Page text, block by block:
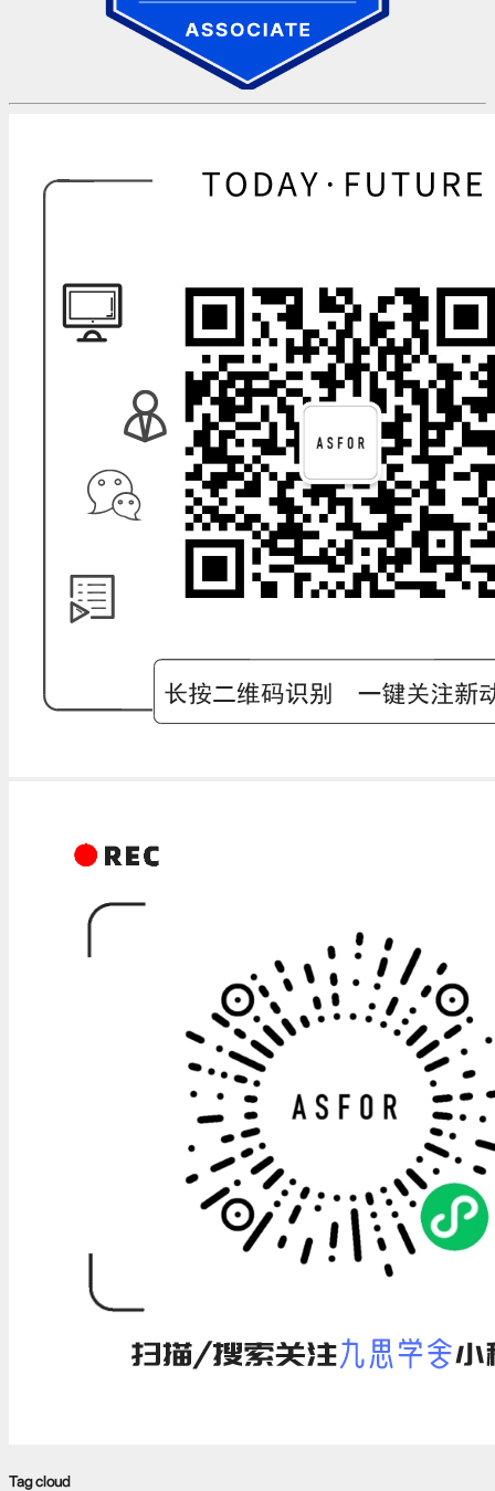
Tag cloud